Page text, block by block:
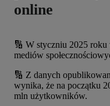
online
🔢 W styczniu 2025
mediów
🔢 Z danych
wynika, że na początku
mln użytkowników.